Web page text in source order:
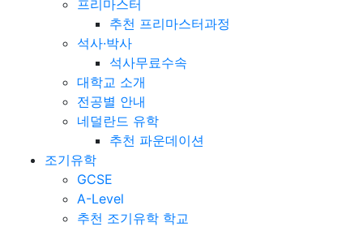
프리마스터
추천 프리마스터과정
석사·박사
석사무료수속
대학교 소개
전공별 안내
네덜란드 유학
추천 파운데이션
조기유학
GCSE
A-Level
추천 조기유학 학교